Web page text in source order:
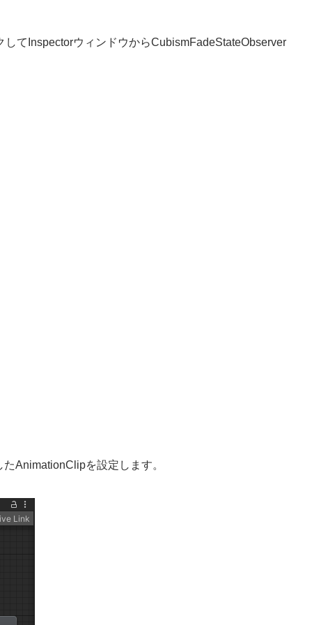
てInspectorウィンドウからCubismFadeStateObserver
AnimationClipを設定します。